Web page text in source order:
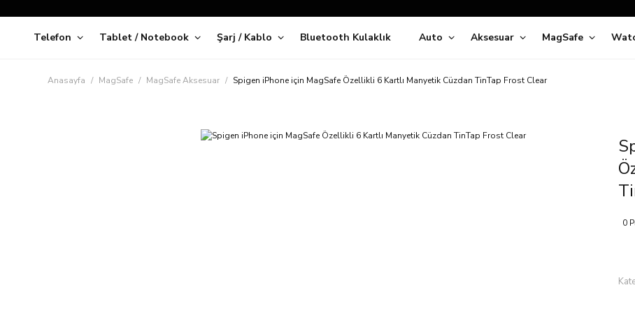
Siparişleriniz
5 İş Günü İçerisinde Kargoda!
Kapıda Ödeme Kolaylığı, Kredi Kartı ile Taksitli Hızlı ve Güvenli
Süper İndirimli Fiyatlar
Telefon Tablet / Notebook Şarj / Kablo Bluetooth Kulaklık Auto Aksesuar MagSafe
Anasayfa MagSafe MagSafe Aksesuar Spigen iPhone için MagSafe Özellikli 6 Kartlı Manyetik Cüzdan TinTap Frost Clear
0